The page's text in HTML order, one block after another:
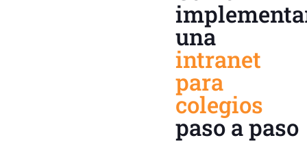
una
intranet
para
colegios
paso a paso